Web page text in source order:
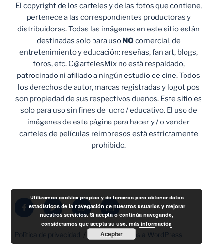
El copyright de los carteles y de las fotos que contiene,
pertenece a las correspondientes productoras y
distribuidoras. Todas las imágenes en este sitio están
destinadas solo para uso NO comercial, de
entretenimiento y educación: reseñas, fan art, blogs,
foros, etc. C@artelesMix no está respaldado,
patrocinado ni afiliado a ningún estudio de cine. Todos
los derechos de autor, marcas registradas y logotipos
son propiedad de sus respectivos dueños. Este sitio es
solo para uso sin fines de lucro / educativo. El uso de
imágenes de esta página para hacer y / o vender
carteles de películas reimpresos está estrictamente
prohibido.
FacebookTwitter InstagramCorreo
electrónico
Política de privacidad Funciona gracias a WordPress
Utilizamos cookies propias y de terceros para obtener datos
estadísticos de la navegación de nuestros usuarios y mejorar
nuestros servicios. Si acepta o continúa navegando,
consideramos que acepta su uso.más información
Aceptar